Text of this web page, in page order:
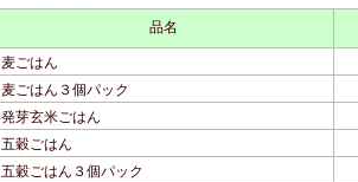
品名
麦ごはん
麦ごはん３個パック
発芽玄米ごはん
五穀ごはん
五穀ごはん３個パック